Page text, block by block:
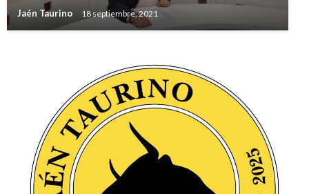
Jaén Taurino 18 septiembre, 2021